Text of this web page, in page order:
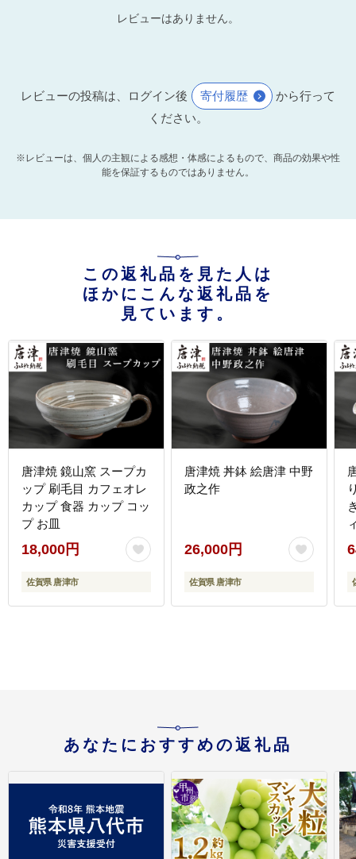
レビューはありません。
レビューの投稿は、ログイン後 寄付履歴
から行って
ください。
※レビューは、個人の主観による感想・体感によるもので、商品の効果や性
能を保証するものではありません。
この返礼品を見た人は
ほかにこんな返礼品を
見ています。
唐津焼 鏡山窯 スープカ
ップ 刷毛目 カフェオレ
カップ 食器 カップ コッ
プ お皿
18,000円
佐賀県 唐津市
唐津焼 丼鉢 絵唐津 中野
政之作
26,000円
佐賀県 唐津市
あなたにおすすめの返礼品